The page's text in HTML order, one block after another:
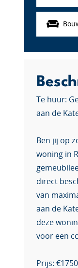
Te huur:
aan de
Ben jij op
woning in
direct
van
aan de
deze
voor een
Prijs: